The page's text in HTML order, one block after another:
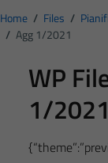
Home / Files /
/ Agg 1/2021
WP
1/2021